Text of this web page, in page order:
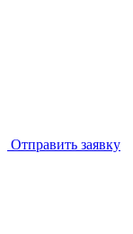
Отправить заявку